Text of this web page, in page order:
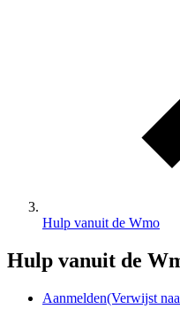
Hulp vanuit de Wmo
Hulp vanuit de
Aanmelden(Verwijst